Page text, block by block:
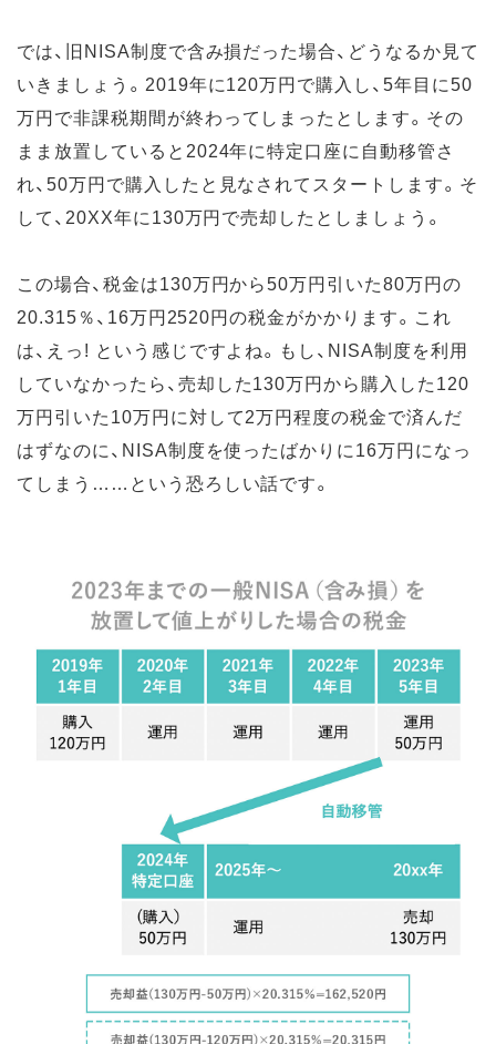
では、旧NISA制度で含み損だった場合、どうなるか見て
いきましょう。2019年に120万円で購入し、5年目に50
万円で非課税期間が終わってしまったとします。その
まま放置していると2024年に特定口座に自動移管さ
れ、50万円で購入したと見なされてスタートします。そ
して、20XX年に130万円で売却したとしましょう。
この場合、税金は130万円から50万円引いた80万円の
20.315％、16万円2520円の税金がかかります。これ
は、えっ! という感じですよね。もし、NISA制度を利用
していなかったら、売却した130万円から購入した120
万円引いた10万円に対して2万円程度の税金で済んだ
はずなのに、NISA制度を使ったばかりに16万円になっ
てしまう……という恐ろしい話です。